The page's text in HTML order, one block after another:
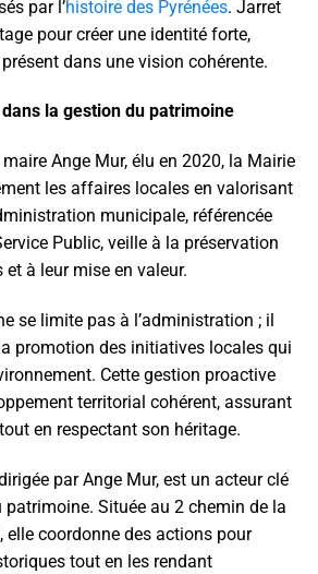
par l’histoire des Pyrénées. Jarret
pour créer une identité forte,
dans une vision cohérente.
la gestion du patrimoine
Ange Mur, élu en 2020, la Mairie
les affaires locales en valorisant
municipale, référencée
Public, veille à la préservation
à leur mise en valeur.
se limite pas à l’administration ; il
promotion des initiatives locales qui
Cette gestion proactive
territorial cohérent, assurant
en respectant son héritage.
par Ange Mur, est un acteur clé
Située au 2 chemin de la
elle coordonne des actions pour
tout en les rendant